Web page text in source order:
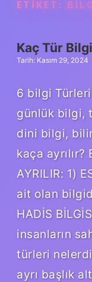
ETIKET:
Kaç Tür
Tarih: Kasım 29, 2024
6 bilgi
günlük bilgi,
dini bilgi,
kaça ayrılır?
AYRILIR: 1)
ait olan
HADİS
insanların
türleri
ayrı başlık